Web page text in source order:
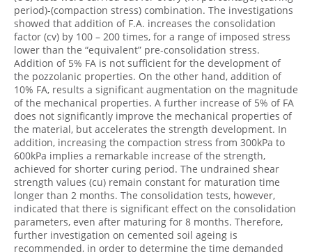
period)-(compaction stress) combination. The investigations
showed that addition of F.A. increases the consolidation
factor (cv) by 100 – 200 times, for a range of imposed stress
lower than the “equivalent” pre-consolidation stress.
Addition of 5% FA is not sufficient for the development of
the pozzolanic properties. On the other hand, addition of
10% FA, results a significant augmentation on the magnitude
of the mechanical properties. A further increase of 5% of FA
does not significantly improve the mechanical properties of
the material, but accelerates the strength development. In
addition, increasing the compaction stress from 300kPa to
600kPa implies a remarkable increase of the strength,
achieved for shorter curing period. The undrained shear
strength values (cu) remain constant for maturation time
longer than 2 months. The consolidation tests, however,
indicated that there is significant effect on the consolidation
parameters, even after maturing for 8 months. Therefore,
further investigation on cemented soil ageing is
recommended, in order to determine the time demanded